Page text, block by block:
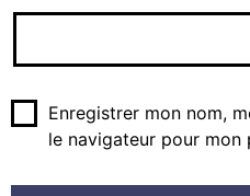
Enregistrer mon nom,
le navigateur pour mon